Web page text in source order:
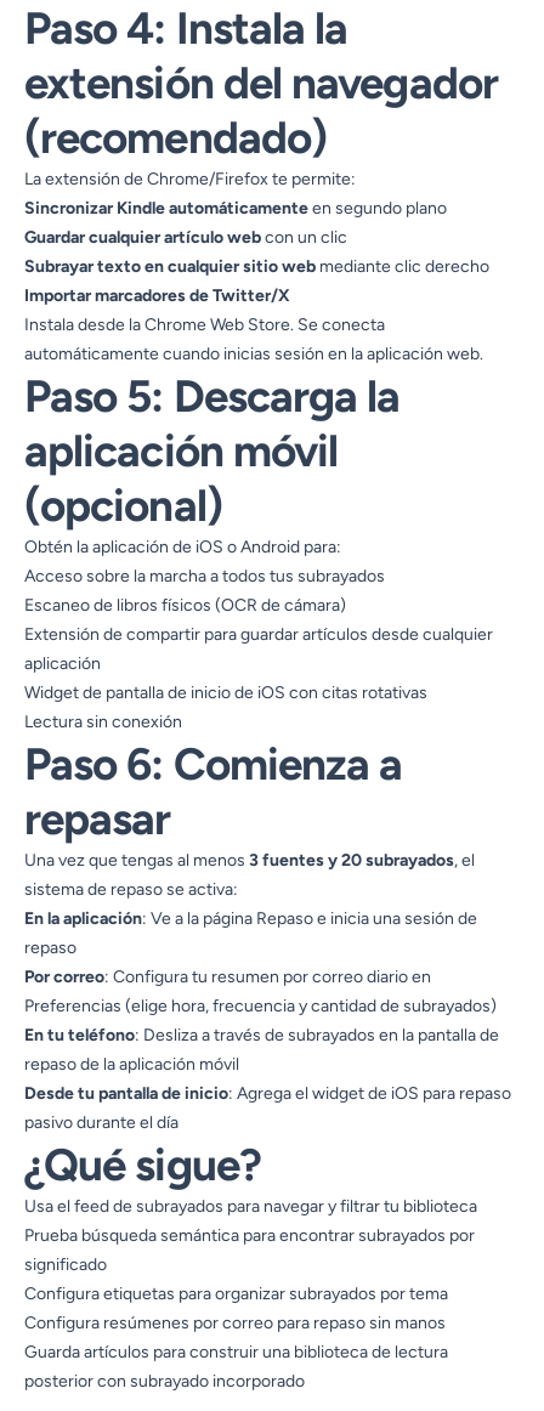
Paso 4: Instala la
extensión del navegador
(recomendado)
La extensión de Chrome/Firefox te permite:
Sincronizar Kindle automáticamenteen segundo plano
Guardar cualquier artículo webcon un clic
Subrayar texto en cualquier sitio web mediante clic derecho
Importar marcadores de Twitter/X
Instala desde laChrome Web Store. Se conecta
automáticamente cuando inicias sesión en la aplicación web.
Paso 5: Descarga la
aplicación móvil
(opcional)
Obtén la aplicación de iOS o Android para:
Acceso sobre la marcha a todos tus subrayados
Escaneo de libros físicos (OCR de cámara)
Extensión de compartir para guardar artículos desde cualquier
aplicación
Widget de pantalla de inicio de iOS con citas rotativas
Lectura sin conexión
Paso 6: Comienza a
repasar
Una vez que tengas al menos 3 fuentes y 20 subrayados, el
sistema de repaso se activa:
En la aplicación: Ve a la página Repaso e inicia una sesión de
repaso
Por correo: Configura tu resumen por correo diario en
Preferencias (elige hora, frecuencia y cantidad de subrayados)
En tu teléfono: Desliza a través de subrayados en la pantalla de
repaso de la aplicación móvil
Desde tu pantalla de inicio: Agrega el widget de iOS para repaso
pasivo durante el día
¿Qué sigue?
Usa el feed de subrayados para navegar y filtrar tu biblioteca
Prueba búsqueda semántica para encontrar subrayados por
significado
Configura etiquetas para organizar subrayados por tema
Configura resúmenes por correo para repaso sin manos
Guarda artículos para construir una biblioteca de lectura
posterior con subrayado incorporado